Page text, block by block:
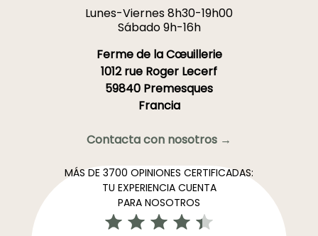
Lunes-Viernes 8h30-19h00
Sábado 9h-16h
Ferme de la Cœuillerie
1012 rue Roger Lecerf
59840 Premesques
Francia
Contacta con nosotros →
MÁS DE 3700 OPINIONES CERTIFICADAS:
TU EXPERIENCIA CUENTA
PARA NOSOTROS